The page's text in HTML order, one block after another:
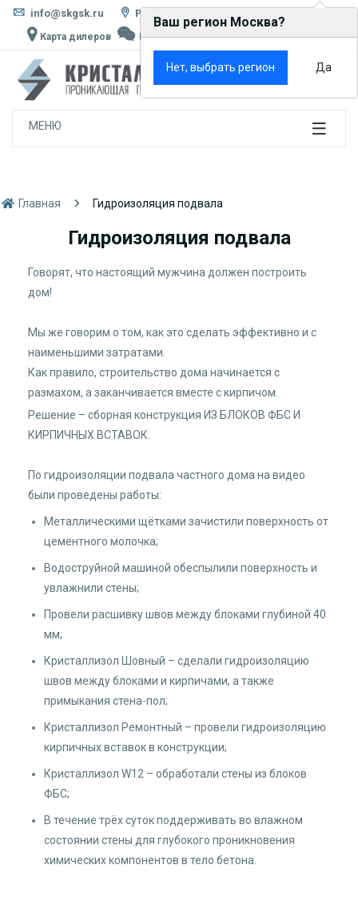
info@skgsk.ru Россия, г. Москва, ул. Кетчерская, д. 13
Карта дилеров Написать в MAX Rutube VK
0
МЕНЮ
Главная Гидроизоляция подвала
Гидроизоляция подвала
Говорят, что настоящий мужчина должен построить
дом!⠀
Мы же говорим о том, как это сделать эффективно и с
наименьшими затратами.
Как правило, строительство дома начинается с
размахом, а заканчивается вместе с кирпичом.
Решение – сборная конструкция ИЗ БЛОКОВ ФБС И
КИРПИЧНЫХ ВСТАВОК.⠀
По гидроизоляции подвала частного дома на видео
были проведены работы:⠀
Металлическими щётками зачистили поверхность от
цементного молочка;⠀
Водоструйной машиной обеспылили поверхность и
увлажнили стены;⠀
Провели расшивку швов между блоками глубиной 40
мм;⠀
Кристаллизол Шовный – сделали гидроизоляцию
швов между блоками и кирпичами, а также
примыкания стена-пол;⠀
Кристаллизол Ремонтный – провели гидроизоляцию
кирпичных вставок в конструкции;⠀
Кристаллизол W12 – обработали стены из блоков
ФБС;⠀
В течение трёх суток поддерживать во влажном
состоянии стены для глубокого проникновения
химических компонентов в тело бетона.⠀
Ваш регион Москва?
Нет, выбрать регион Да